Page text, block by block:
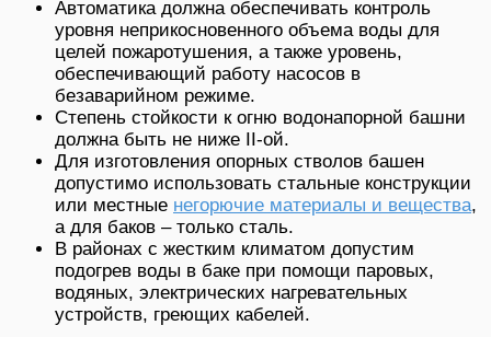
Автоматика должна обеспечивать контроль
уровня неприкосновенного объема воды для
целей пожаротушения, а также уровень,
обеспечивающий работу насосов в
безаварийном режиме.
Степень стойкости к огню водонапорной башни
должна быть не ниже II-ой.
Для изготовления опорных стволов башен
допустимо использовать стальные конструкции
или местные негорючие материалы и вещества,
а для баков – только сталь.
В районах с жестким климатом допустим
подогрев воды в баке при помощи паровых,
водяных, электрических нагревательных
устройств, греющих кабелей.